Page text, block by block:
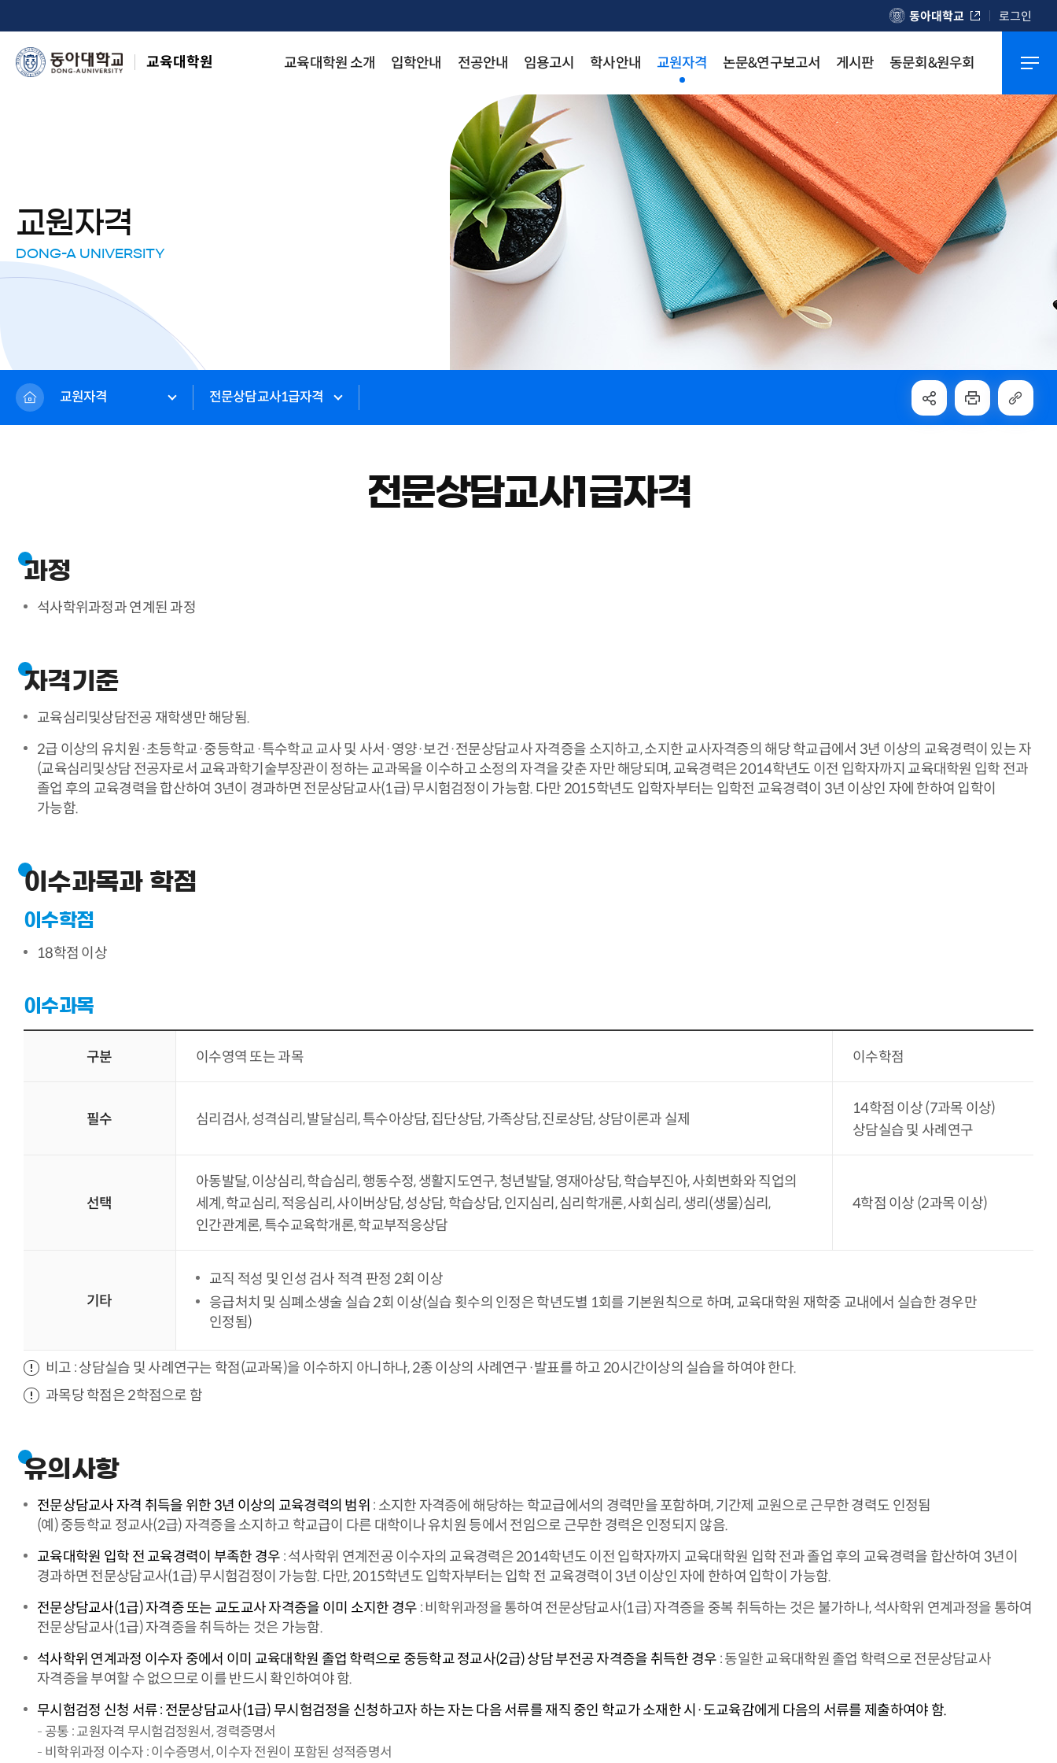
동아대학교 로그인
교육대학원 교육대학원 소개 입학안내 전공안내 임용고시 학사안내 교원자격 논문&연구보고서 게시판 동문회&원우회
교육연수원
교원자격
DONG-A UNIVERSITY
교원자격 전문상담교사1급자격
전문상담교사1급자격
과정
석사학위과정과 연계된 과정
자격기준
교육심리및상담전공 재학생만 해당됨.
2급 이상의 유치원·초등학교·중등학교·특수학교 교사 및 사서·영양·보건·전문상담교사 자격증을 소지하고, 소지한 교사자격증의 해당 학교급에서 3년 이상의 교육경력이 있는 자
(교육심리및상담 전공자로서 교육과학기술부장관이 정하는 교과목을 이수하고 소정의 자격을 갖춘 자만 해당되며, 교육경력은 2014학년도 이전 입학자까지 교육대학원 입학 전과
졸업 후의 교육경력을 합산하여 3년이 경과하면 전문상담교사(1급) 무시험검정이 가능함. 다만 2015학년도 입학자부터는 입학전 교육경력이 3년 이상인 자에 한하여 입학이
가능함.
이수과목과 학점
이수학점
18학점 이상
이수과목
구분 이수영역 또는 과목 이수학점
필수 심리검사, 성격심리, 발달심리, 특수아상담, 집단상담, 가족상담, 진로상담, 상담이론과 실제
14학점 이상 (7과목 이상)
상담실습 및 사례연구
선택
아동발달, 이상심리, 학습심리, 행동수정, 생활지도연구, 청년발달, 영재아상담, 학습부진아, 사회변화와 직업의
세계, 학교심리, 적응심리, 사이버상담, 성상담, 학습상담, 인지심리, 심리학개론, 사회심리, 생리(생물)심리,
인간관계론, 특수교육학개론, 학교부적응상담
4학점 이상 (2과목 이상)
기타
교직 적성 및 인성 검사 적격 판정 2회 이상
응급처치 및 심폐소생술 실습 2회 이상(실습 횟수의 인정은 학년도별 1회를 기본원칙으로 하며, 교육대학원 재학중 교내에서 실습한 경우만
인정됨)
비고 : 상담실습 및 사례연구는 학점(교과목)을 이수하지 아니하나, 2종 이상의 사례연구·발표를 하고 20시간이상의 실습을 하여야 한다.
과목당 학점은 2학점으로 함
유의사항
전문상담교사 자격 취득을 위한 3년 이상의 교육경력의 범위 : 소지한 자격증에 해당하는 학교급에서의 경력만을 포함하며, 기간제 교원으로 근무한 경력도 인정됨
(예) 중등학교 정교사(2급) 자격증을 소지하고 학교급이 다른 대학이나 유치원 등에서 전임으로 근무한 경력은 인정되지 않음.
교육대학원 입학 전 교육경력이 부족한 경우 : 석사학위 연계전공 이수자의 교육경력은 2014학년도 이전 입학자까지 교육대학원 입학 전과 졸업 후의 교육경력을 합산하여 3년이
경과하면 전문상담교사(1급) 무시험검정이 가능함. 다만, 2015학년도 입학자부터는 입학 전 교육경력이 3년 이상인 자에 한하여 입학이 가능함.
전문상담교사(1급) 자격증 또는 교도교사 자격증을 이미 소지한 경우 : 비학위과정을 통하여 전문상담교사(1급) 자격증을 중복 취득하는 것은 불가하나, 석사학위 연계과정을 통하여
전문상담교사(1급) 자격증을 취득하는 것은 가능함.
석사학위 연계과정 이수자 중에서 이미 교육대학원 졸업 학력으로 중등학교 정교사(2급) 상담 부전공 자격증을 취득한 경우 : 동일한 교육대학원 졸업 학력으로 전문상담교사
자격증을 부여할 수 없으므로 이를 반드시 확인하여야 함.
무시험검정 신청 서류 : 전문상담교사(1급) 무시험검정을 신청하고자 하는 자는 다음 서류를 재직 중인 학교가 소재한 시·도교육감에게 다음의 서류를 제출하여야 함.
공통 : 교원자격 무시험검정원서, 경력증명서
비학위과정 이수자 : 이수증명서, 이수자 전원이 포함된 성적증명서